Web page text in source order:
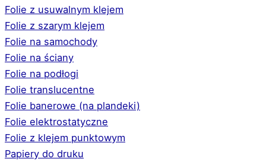
Folie z usuwalnym klejem
Folie z szarym klejem
Folie na samochody
Folie na ściany
Folie na podłogi
Folie translucentne
Folie banerowe (na plandeki)
Folie elektrostatyczne
Folie z klejem punktowym
Papiery do druku